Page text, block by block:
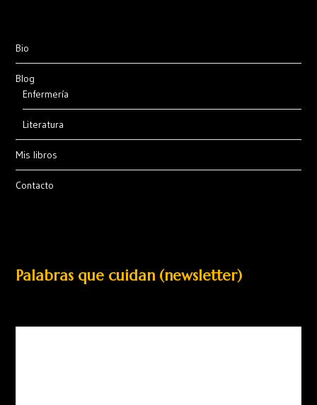
Bio
Blog
Enfermería
Literatura
Mis libros
Contacto
Palabras que cuidan (newsletter)